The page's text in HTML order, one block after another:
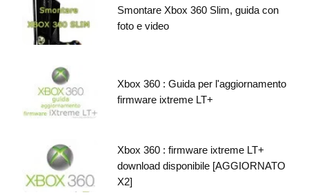
Smontare Xbox 360 Slim, guida con
foto e video
Xbox 360 : Guida per l'aggiornamento
firmware ixtreme LT+
Xbox 360 : firmware ixtreme LT+
download disponibile [AGGIORNATO
X2]